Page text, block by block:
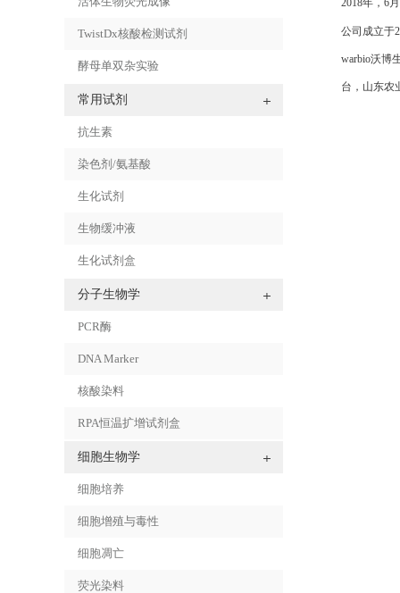
TwistDx核酸检测试剂
酵母单双杂实验
常用试剂
抗生素
染色剂/氨基酸
生化试剂
生物缓冲液
生化试剂盒
分子生物学
PCR酶
DNA Marker
核酸染料
RPA恒温扩增试剂盒
细胞生物学
细胞培养
细胞增殖与毒性
细胞凋亡
荧光染料
2018年，6
公司成立于
warbio沃博
台，山东农